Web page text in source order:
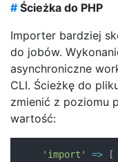
#Ścieżka do PHP
Importer bardziej
do jobów.
asynchroniczne
CLI. Ścieżkę do
zmienić z poziomu
wartość:
'import' =>
[